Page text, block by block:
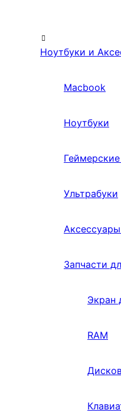
Ноутбуки и
Macbook
Ноутбуки
Ультрабуки
Запчасти
Экран
RAM